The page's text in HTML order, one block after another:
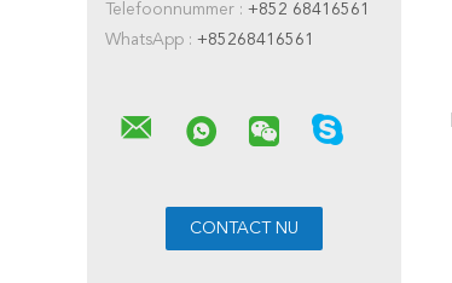
Telefoonnummer : +852 68416561
WhatsApp : +85268416561